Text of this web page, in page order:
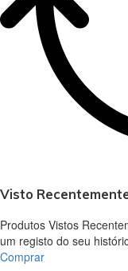
Visto
Produtos Vistos
um registo do seu
Comprar